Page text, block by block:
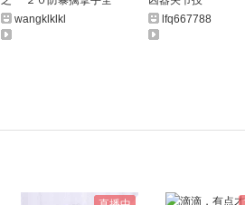
一集！
wangklklkl
lfq667788